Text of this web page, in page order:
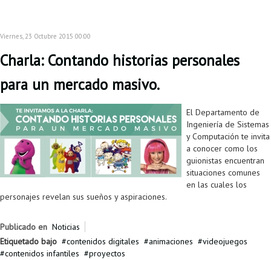
Viernes, 23 Octubre 2015 00:00
Charla: Contando historias personales
para un mercado masivo.
El Departamento de
Ingeniería de Sistemas
y Computación te invita
a conocer como los
guionistas encuentran
situaciones comunes
en las cuales los
personajes revelan sus sueños y aspiraciones.
Publicado en Noticias
Etiquetado bajo
contenidos digitales animaciones
videojuegos
contenidos infantiles
proyectos
Reingreso
Reintegro
Retiro voluntario
Transferencia
Tarifas
Grado